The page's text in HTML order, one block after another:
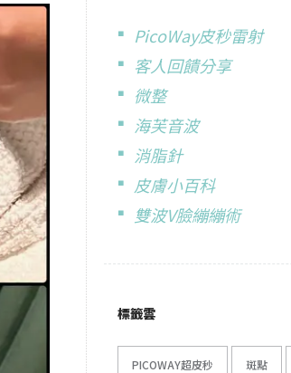
PicoWay皮秒雷射
客人回饋分享
微整
海芙音波
消脂針
皮膚小百科
雙波V臉繃繃術
標籤雲
PICOWAY超皮秒 斑點